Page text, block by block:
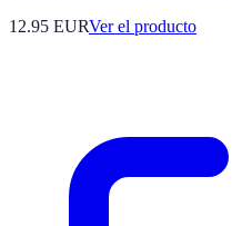
12.95 EURVer el producto